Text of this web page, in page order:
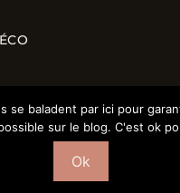
se baladent par ici pour
sur le blog. C'est ok
Ok